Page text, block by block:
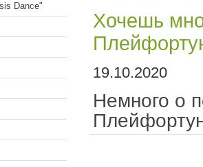
Dance"
Хочешь
19.10.2020
Немного о